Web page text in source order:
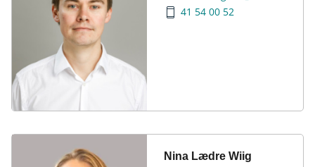
41 54 00 52
Nina Lædre Wiig